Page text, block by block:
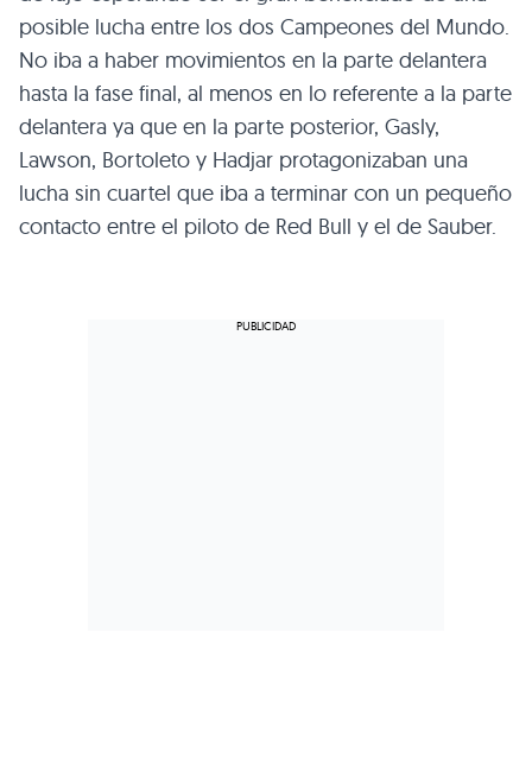
posible lucha entre los dos Campeones del Mundo.
No iba a haber movimientos en la parte delantera
hasta la fase final, al menos en lo referente a la parte
delantera ya que en la parte posterior, Gasly,
Lawson, Bortoleto y Hadjar protagonizaban una
lucha sin cuartel que iba a terminar con un pequeño
contacto entre el piloto de Red Bull y el de Sauber.